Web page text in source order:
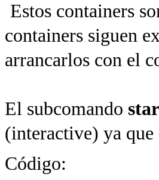
Estos containers
containers siguen
arrancarlos con el
El subcomando
(interactive) ya que
Código: